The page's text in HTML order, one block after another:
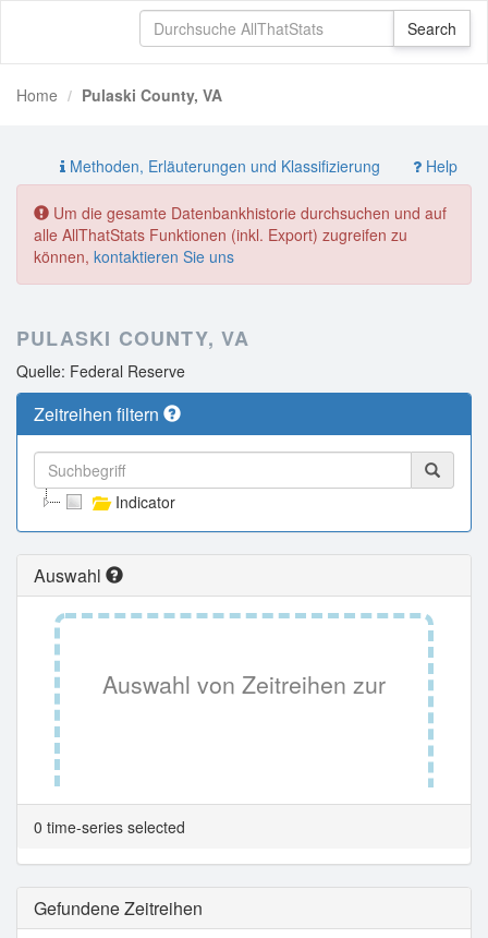
Home Pulaski County, VA
Methoden, Erläuterungen und Klassifizierung Help
Um die gesamte Datenbankhistorie durchsuchen und auf
alle AllThatStats Funktionen (inkl. Export) zugreifen zu
können, kontaktieren Sie uns
PULASKI COUNTY, VA
Quelle: Federal Reserve
Zeitreihen filtern
Indicator
Auswahl
Auswahl von Zeitreihen zur
Tabellenansicht.
0 time-series selected
Gefundene Zeitreihen